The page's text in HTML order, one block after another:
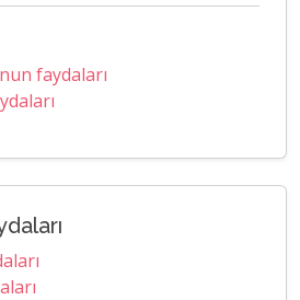
faydaları